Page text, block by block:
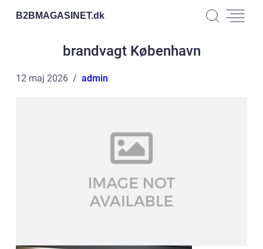
B2BMAGASINET.dk
brandvagt København
12 maj 2026 admin